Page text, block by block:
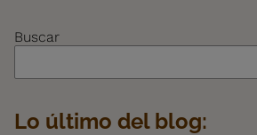
Buscar
Lo último del blog: